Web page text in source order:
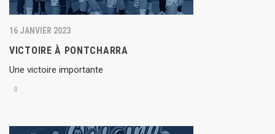
16 JANVIER 2023
VICTOIRE À PONTCHARRA
Une victoire importante
0